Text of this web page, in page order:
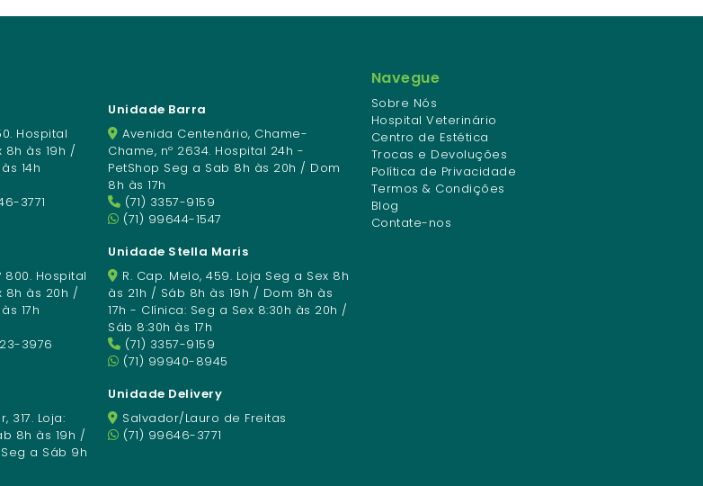
Hospital
8h às 19h /
14h
3771
Unidade Barra
Avenida Centenário, Chame-
Chame, nº 2634. Hospital 24h -
PetShop Seg a Sab 8h às 20h / Dom
8h às 17h
(71) 3357-9159
(71) 99644-1547
800. Hospital
8h às 20h /
17h
3976
Unidade Stella Maris
R. Cap. Melo, 459. Loja Seg a Sex 8h
às 21h / Sáb 8h às 19h / Dom 8h às
17h - Clínica: Seg a Sex 8:30h às 20h /
Sáb 8:30h às 17h
(71) 3357-9159
(71) 99940-8945
317. Loja:
8h às 19h /
a Sáb 9h
Unidade Delivery
Salvador/Lauro de Freitas
(71) 99646-3771
Navegue
Sobre Nós
Hospital Veterinário
Centro de Estética
Trocas e Devoluções
Política de Privacidade
Termos & Condições
Blog
Contate-nos